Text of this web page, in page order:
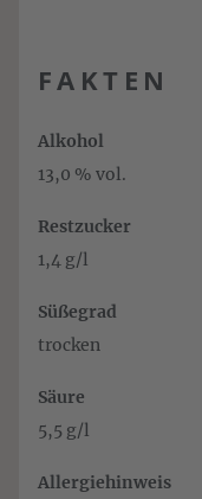
FAKTEN
Alkohol
13,0 % vol.
Restzucker
1,4 g/l
Süßegrad
trocken
Säure
5,5 g/l
Allergiehinweis